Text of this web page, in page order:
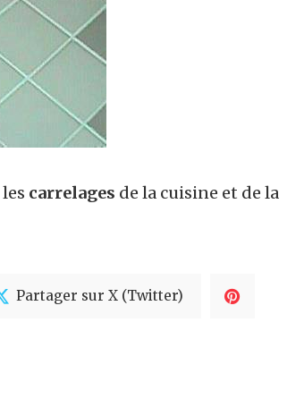
carrelages de la cuisine et de la
Partager sur X (Twitter)